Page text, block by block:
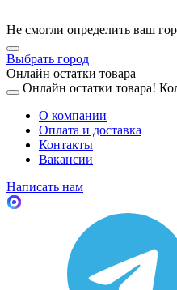
Не смогли определить ваш
Выбрать город
Онлайн остатки товара
Онлайн остатки товара!
О компании
Оплата и доставка
Контакты
Вакансии
Написать нам